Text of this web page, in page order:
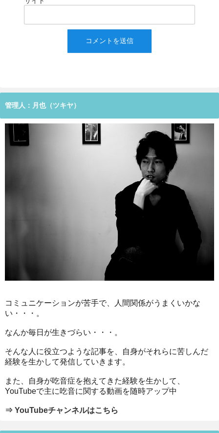
管理人：月也（ツキヤ）
コミュニケーションが苦手で、人間関係がうまくいかな
い・・・。
なんか毎日が生きづらい・・・。
そんな人に役立つような記事を、自身がそれらに苦しんだ
経験を生かして発信していきます。
また、自身が吃音症を抱えてきた経験を生かして、
YouTubeで主に吃音に関する動画を随時アップ中
⇒ YouTubeチャンネルはこちら